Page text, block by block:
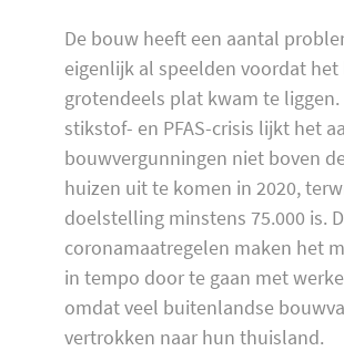
De bouw heeft een aantal
eigenlijk al speelden voordat het
grotendeels plat kwam te liggen.
stikstof- en PFAS-crisis lijkt het
bouwvergunningen niet boven
huizen uit te komen in 2020,
doelstelling minstens 75.000 is.
coronamaatregelen maken het
in tempo door te gaan met
omdat veel buitenlandse
vertrokken naar hun thuisland.